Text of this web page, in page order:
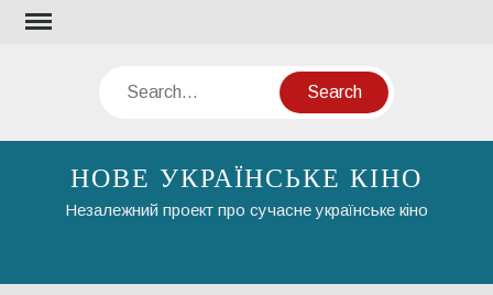
Skip
Search
НОВЕ УКРАЇНСЬКЕ КІНО
Незалежний проект про сучасне українське кіно